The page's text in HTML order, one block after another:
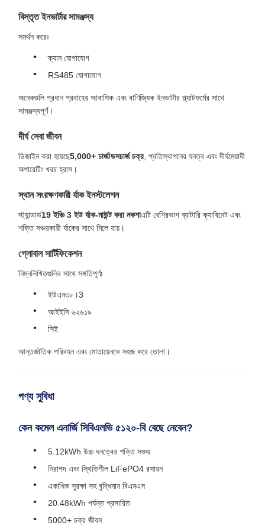
বিস্তৃত ইনভার্টার সামঞ্জস্য
সমর্থন করেঃ
ক্যান যোগাযোগ
RS485 যোগাযোগ
অনেকগুলি প্রধান প্রবাহের আবাসিক এবং বাণিজ্যিক ইনভার্টার প্ল্যাটফর্মের সাথে
সামঞ্জস্যপূর্ণ।
দীর্ঘ সেবা জীবন
ডিজাইন করা হয়েছে5,000+ চার্জ/ডসচার্জ চক্র , প্রতিস্থাপনের ঘনত্ব এবং দীর্ঘমেয়াদী
অপারেটিং খরচ হ্রাস।
স্থান সংরক্ষণকারী র্যাক ইনস্টলেশন
স্ট্যান্ডার্ড19 ইঞ্চি 3 ইউ র্যাক-মাউন্ট করা নকশাএটি বেশিরভাগ ব্যাটারি ক্যাবিনেট এবং
শক্তি সঞ্চয়কারী র্যাকের সাথে মিলে যায়।
গ্লোবাল সার্টিফিকেশন
নিম্নলিখিতগুলির সাথে সঙ্গতিপূর্ণঃ
ইউএন৩৮।3
আইইসি ৬২৬১৯
সিই
আন্তর্জাতিক পরিবহন এবং মোতায়েনকে সহজ করে তোলা।
পণ্য সুবিধা
কেন কমেল এনার্জি সিবিএলভি ৫১২০-বি বেছে নেবেন?
5.12kWh উচ্চ ঘনত্বের শক্তি সঞ্চয়
নিরাপদ এবং স্থিতিশীল LiFePO4 রসায়ন
একাধিক সুরক্ষা সহ বুদ্ধিমান বিএমএস
20.48kWh পর্যন্ত প্রসারিত
5000+ চক্র জীবন